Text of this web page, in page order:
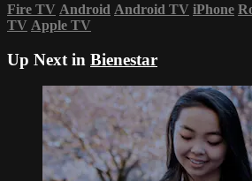
Fire TV Android Android TV iPhone
TV Apple TV
Up Next in Bienestar